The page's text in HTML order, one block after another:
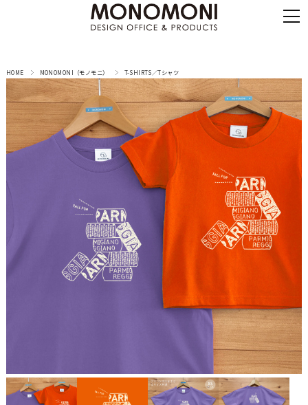
HOME MONOMONI（モノモニ） T-SHIRTS／Tシャツ